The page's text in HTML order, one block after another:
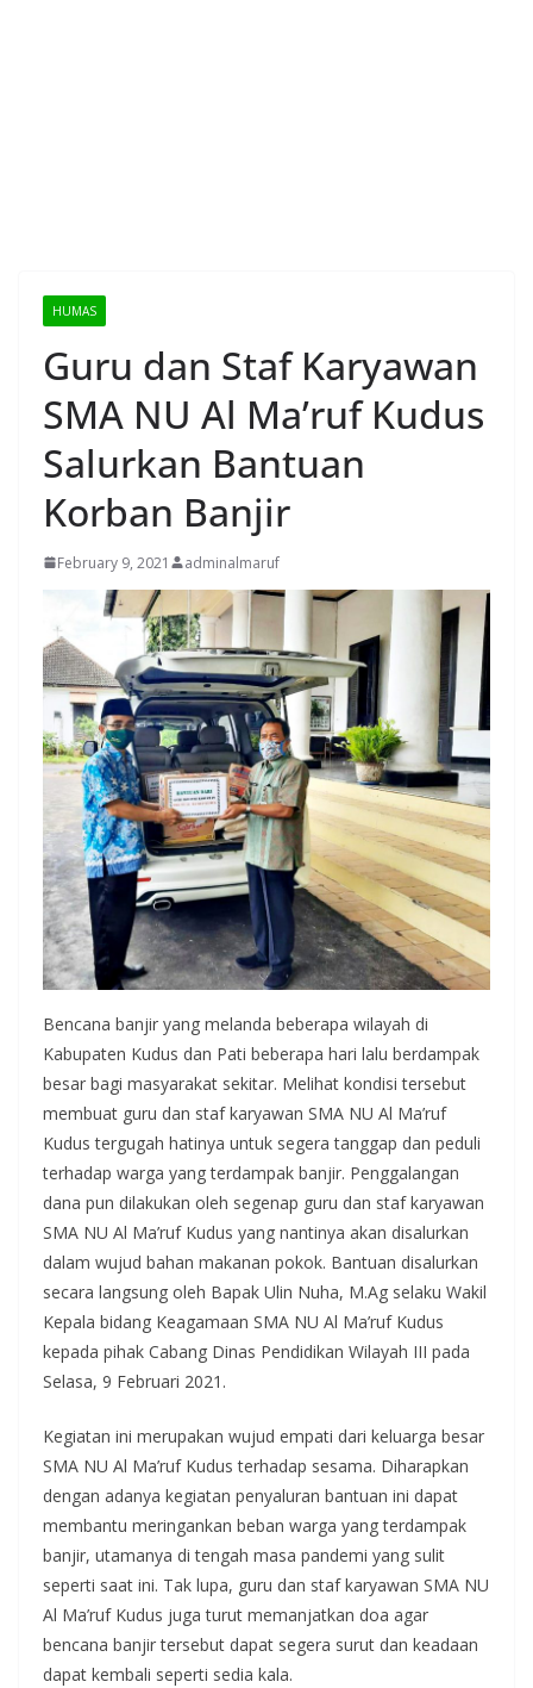
HUMAS
Guru dan Staf Karyawan
SMA NU Al Ma’ruf Kudus
Salurkan Bantuan
Korban Banjir
February 9, 2021 adminalmaruf
Bencana banjir yang melanda beberapa wilayah di
Kabupaten Kudus dan Pati beberapa hari lalu berdampak
besar bagi masyarakat sekitar. Melihat kondisi tersebut
membuat guru dan staf karyawan SMA NU Al Ma’ruf
Kudus tergugah hatinya untuk segera tanggap dan peduli
terhadap warga yang terdampak banjir. Penggalangan
dana pun dilakukan oleh segenap guru dan staf karyawan
SMA NU Al Ma’ruf Kudus yang nantinya akan disalurkan
dalam wujud bahan makanan pokok. Bantuan disalurkan
secara langsung oleh Bapak Ulin Nuha, M.Ag selaku Wakil
Kepala bidang Keagamaan SMA NU Al Ma’ruf Kudus
kepada pihak Cabang Dinas Pendidikan Wilayah III pada
Selasa, 9 Februari 2021.
Kegiatan ini merupakan wujud empati dari keluarga besar
SMA NU Al Ma’ruf Kudus terhadap sesama. Diharapkan
dengan adanya kegiatan penyaluran bantuan ini dapat
membantu meringankan beban warga yang terdampak
banjir, utamanya di tengah masa pandemi yang sulit
seperti saat ini. Tak lupa, guru dan staf karyawan SMA NU
Al Ma’ruf Kudus juga turut memanjatkan doa agar
bencana banjir tersebut dapat segera surut dan keadaan
dapat kembali seperti sedia kala.